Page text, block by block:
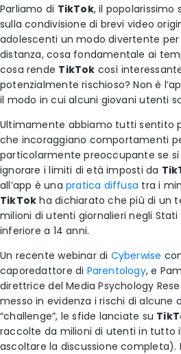
Parliamo di TikTok, il popolarissimo
sulla condivisione di brevi video
adolescenti un modo divertente
distanza, cosa fondamentale ai
cosa rende TikTok così
potenzialmente rischioso? Non è
il modo in cui alcuni giovani utenti
Ultimamente abbiamo tutti sentito
che incoraggiano comportamenti
particolarmente preoccupante se si
ignorare i limiti di età imposti da
all’app è una pratica diffusa tra i
TikTok ha dichiarato che più di un
milioni di utenti giornalieri negli
inferiore a 14 anni.
Un recente webinar di Cyberwise
caporedattore di Parentology, e
direttrice del Media Psychology
messo in evidenza i rischi di alcune
“challenge”, le sfide lanciate su
raccolte da milioni di utenti in tutto
ascoltare la discussione completa).